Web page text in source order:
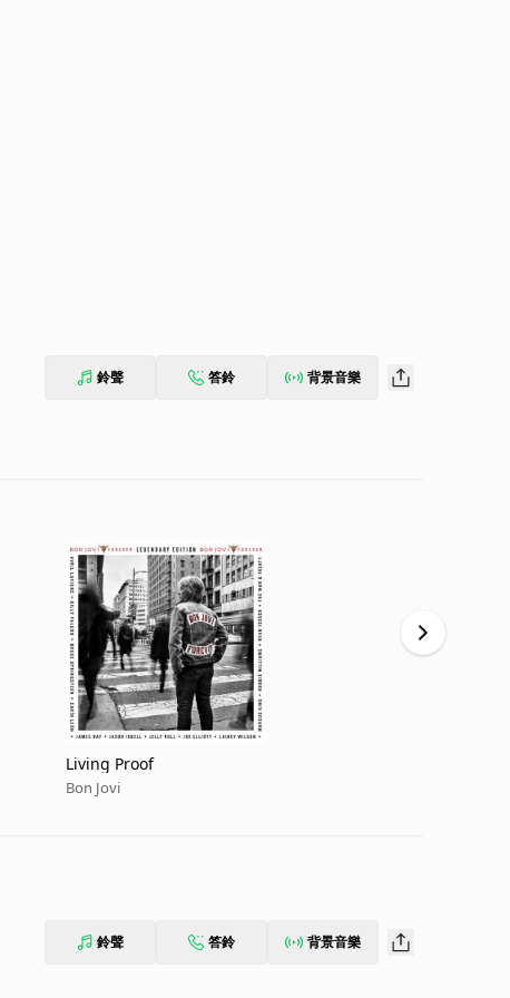
鈴聲 答鈴 背景音樂
Living Proof
Bon Jovi
鈴聲 答鈴 背景音樂